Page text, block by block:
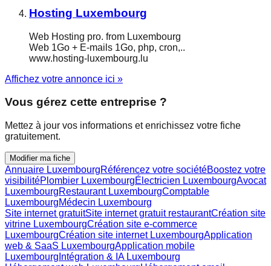
Hosting Luxembourg
Web Hosting pro. from Luxembourg
Web 1Go + E-mails 1Go, php, cron,..
www.hosting-luxembourg.lu
Affichez votre annonce ici »
Vous gérez cette entreprise ?
Mettez à jour vos informations et enrichissez votre fiche
gratuitement.
Modifier ma fiche
Annuaire LuxembourgRéférencez votre sociétéBoostez votre
visibilitéPlombier LuxembourgÉlectricien LuxembourgAvocat
LuxembourgRestaurant LuxembourgComptable
LuxembourgMédecin Luxembourg
Site internet gratuitSite internet gratuit restaurantCréation site
vitrine LuxembourgCréation site e-commerce
LuxembourgCréation site internet LuxembourgApplication
web & SaaS LuxembourgApplication mobile
Luxembourg Intégration & IA Luxembourg